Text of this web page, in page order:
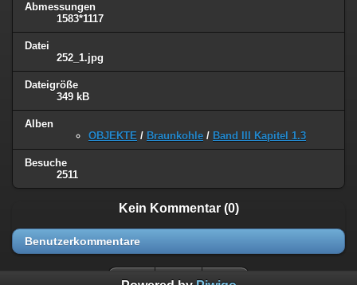
Abmessungen
1583*1117
Datei
252_1.jpg
Dateigröße
349 kB
Alben
OBJEKTE / Braunkohle / Band III Kapitel 1.3
Besuche
2511
Kein Kommentar (0)
Benutzerkommentare